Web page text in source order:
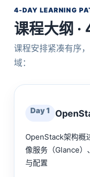
4-DAY LEARNING
课程大纲 ·
课程安排紧凑有序
域：
Day 1
OpenStack架构概
像服务（Glance）
与配置